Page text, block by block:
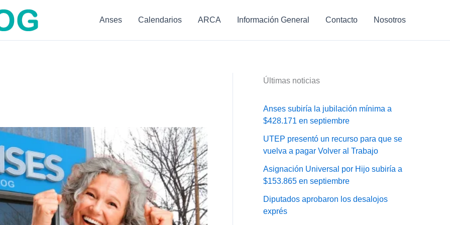
Anses Calendarios ARCA Información General Contacto Nosotros
Últimas noticias
Anses subiría la jubilación mínima a
$428.171 en septiembre
UTEP presentó un recurso para que se
vuelva a pagar Volver al Trabajo
Asignación Universal por Hijo subiría a
$153.865 en septiembre
Diputados aprobaron los desalojos
exprés